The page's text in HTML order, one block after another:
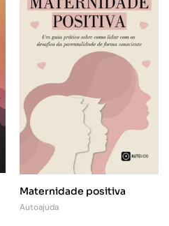
Maternidade positiva
Autoajuda